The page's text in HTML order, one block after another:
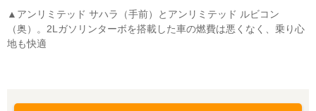
▲アンリミテッド サハラ（手前）とアンリミテッド ルビコン
（奥）。2Lガソリンターボを搭載した車の燃費は悪くなく、乗り心
地も快適